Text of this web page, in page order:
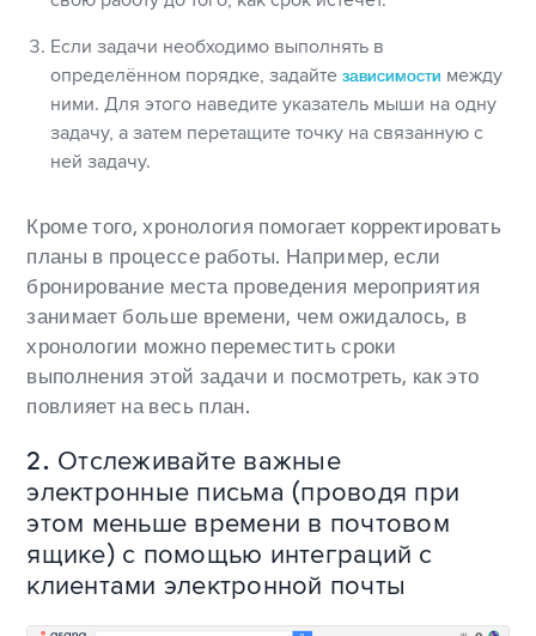
Если задачи необходимо выполнять в
определённом порядке, задайтезависимости между
ними. Для этого наведите указатель мыши на одну
задачу, а затем перетащите точку на связанную с
ней задачу.
Кроме того, хронология помогает корректировать
планы в процессе работы. Например, если
бронирование места проведения мероприятия
занимает больше времени, чем ожидалось, в
хронологии можно переместить сроки
выполнения этой задачи и посмотреть, как это
повлияет на весь план.
2. Отслеживайте важные
электронные письма (проводя при
этом меньше времени в почтовом
ящике) с помощью интеграций с
клиентами электронной почты